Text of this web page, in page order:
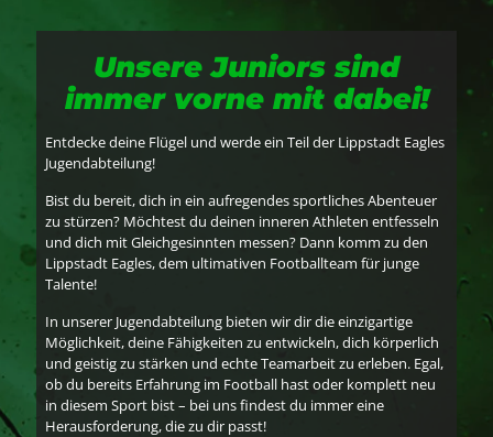
Unsere Juniors sind
immer vorne mit dabei!
Entdecke deine Flügel und werde ein Teil der Lippstadt Eagles
Jugendabteilung!
Bist du bereit, dich in ein aufregendes sportliches Abenteuer
zu stürzen? Möchtest du deinen inneren Athleten entfesseln
und dich mit Gleichgesinnten messen? Dann komm zu den
Lippstadt Eagles, dem ultimativen Footballteam für junge
Talente!
In unserer Jugendabteilung bieten wir dir die einzigartige
Möglichkeit, deine Fähigkeiten zu entwickeln, dich körperlich
und geistig zu stärken und echte Teamarbeit zu erleben. Egal,
ob du bereits Erfahrung im Football hast oder komplett neu
in diesem Sport bist – bei uns findest du immer eine
Herausforderung, die zu dir passt!